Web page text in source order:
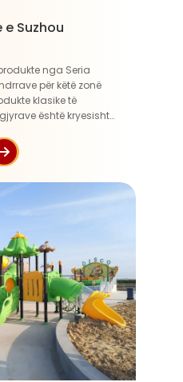
Suzhou
nga Seria
për këtë zonë
klasike të
është kryesisht
e oqeanit...